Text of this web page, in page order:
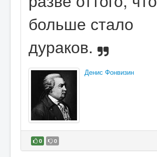
больше стало
дураков.
Денис Фонвизин
0 0